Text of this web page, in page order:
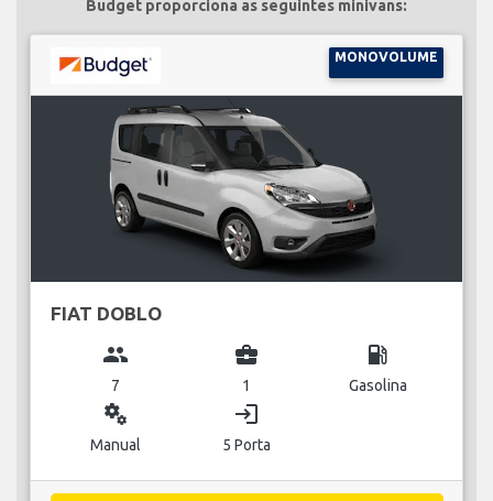
Budget proporciona as seguintes minivans:
MONOVOLUME
FIAT DOBLO
group
7
business_center
1
local_gas_station
Gasolina
miscellaneous_services
Manual
login
5 Porta